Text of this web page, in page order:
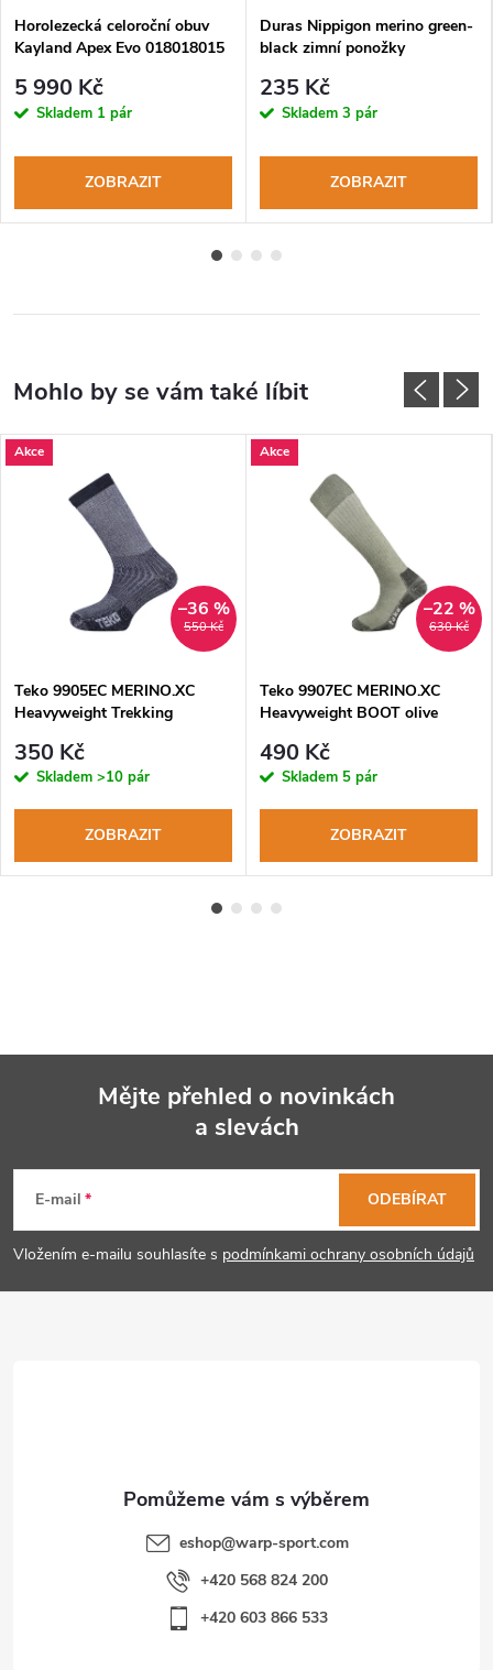
Horolezecká celoroční obuv
Kayland Apex Evo 018018015
5 990 Kč
Skladem 1 pár
ZOBRAZIT
Duras Nippigon merino green-
black zimní ponožky
235 Kč
Skladem 3 pár
ZOBRAZIT
Akce
550 Kč
–36 %
Teko 9905EC MERINO.XC
Heavyweight Trekking
ponožky
350 Kč
Skladem >10 pár
ZOBRAZIT
Akce
630 Kč
–22 %
Teko 9907EC MERINO.XC
Heavyweight BOOT olive
490 Kč
Skladem 5 pár
ZOBRAZIT
p
Mějte přehled o novinkách
a slevách
E-mail
Vložením e-mailu souhlasíte s podmínkami ochrany osobních údajů
ODEBÍRAT
eshop@warp-sport.com
+420 568 824 200
+420 603 866 533